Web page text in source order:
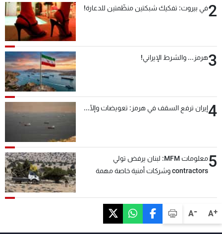
A+
A-
2في بيروت: تفكيك شبكتين منظّمتين للدعارة!
3هرمز... والشرط الإيراني!
4إيران ترفع السقف في هرمز: تعويضات وإلّا...
5
معلومات MFM: لبنان يرفض تولي
contractors وشركات أمنية خاصة مهمة